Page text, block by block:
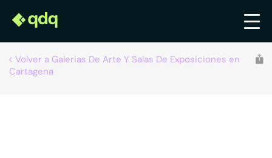
Volver a Galerias De Arte Y Salas De Exposiciones en
Cartagena